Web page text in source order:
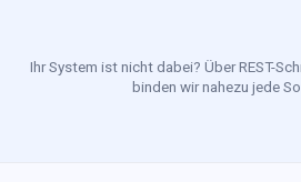
Ihr System ist nicht dabei? Über REST-
binden wir nahezu jede